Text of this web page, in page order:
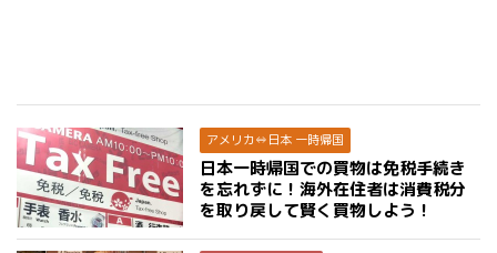
アメリカ⇔日本 一時帰国
日本一時帰国での買物は免税手続き
を忘れずに！海外在住者は消費税分
を取り戻して賢く買物しよう！